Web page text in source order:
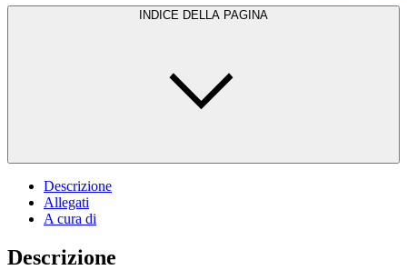
INDICE DELLA PAGINA
Descrizione
Allegati
A cura di
Descrizione